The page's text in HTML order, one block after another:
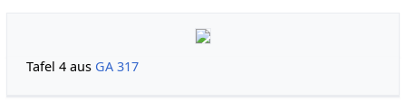
Tafel 4 aus GA 317